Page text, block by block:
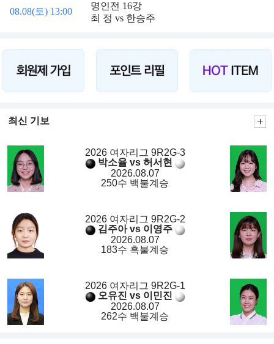
08.08(토) 13:00
명인전 16강
최 정 vs 한승주
최신 기보
2026 여자리그 9R2G-3
박소율 vs 허서현
2026.08.07
250수 백불계승
2026 여자리그 9R2G-2
김주아 vs 이영주
2026.08.07
183수 흑불계승
2026 여자리그 9R2G-1
오유진 vs 이민진
2026.08.07
262수 백불계승